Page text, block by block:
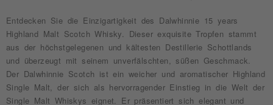
Entdecken Sie die Einzigartigkeit des Dalwhinnie 15 years
Highland Malt Scotch Whisky. Dieser exquisite Tropfen stammt
aus der höchstgelegenen und kältesten Destillerie Schottlands
und überzeugt mit seinem unverfälschten, süßen Geschmack.
Der Dalwhinnie Scotch ist ein weicher und aromatischer Highland
Single Malt, der sich als hervorragender Einstieg in die Welt der
Single Malt Whiskys eignet. Er präsentiert sich elegant und